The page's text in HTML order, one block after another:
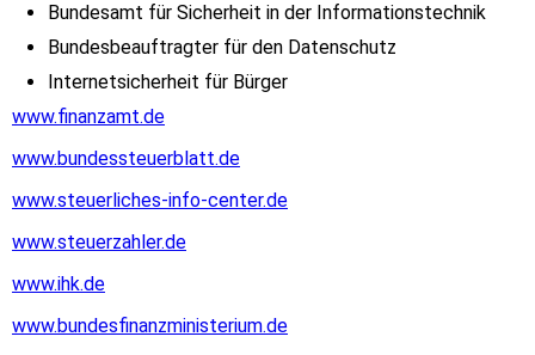
Bundesamt für Sicherheit in der Informationstechnik
Bundesbeauftragter für den Datenschutz
Internetsicherheit für Bürger
www.finanzamt.de
www.bundessteuerblatt.de
www.steuerliches-info-center.de
www.steuerzahler.de
www.ihk.de
www.bundesfinanzministerium.de